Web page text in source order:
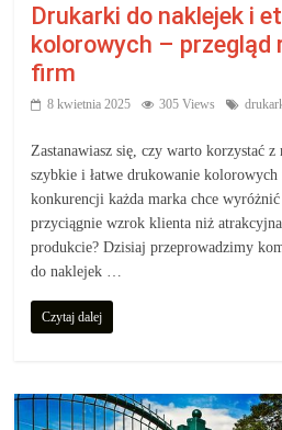
Drukarki do naklejek i
kolorowych – przegląd
firm
8 kwietnia 2025 305 Views
Zastanawiasz się, czy warto korzystać
szybkie i łatwe drukowanie
konkurencji każda marka chce
przyciągnie wzrok klienta niż
produkcie? Dzisiaj przeprowadzimy
do naklejek …
Czytaj dalej